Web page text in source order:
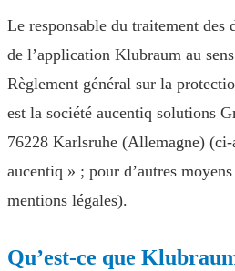
Le responsable du traitement des
de l’application Klubraum au
Règlement général sur la
est la société aucentiq solutions
76228 Karlsruhe (Allemagne) (ci-
aucentiq » ; pour d’autres
mentions légales).
Qu’est-ce que